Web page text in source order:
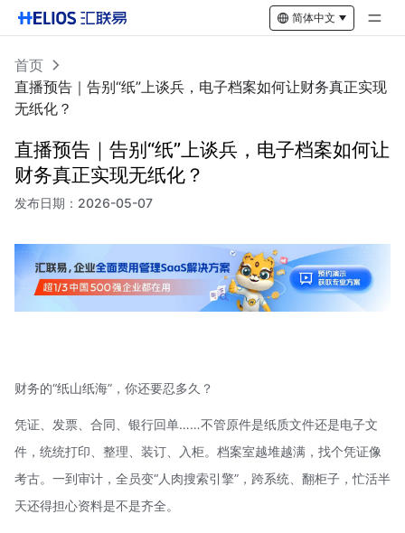
简体中文
首页
直播预告｜告别“纸”上谈兵，电子档案如何让财务真正实现
无纸化？
直播预告｜告别“纸”上谈兵，电子档案如何让
财务真正实现无纸化？
发布日期： 2026-05-07
财务的“纸山纸海”，你还要忍多久？
凭证、发票、合同、银行回单……不管原件是纸质文件还是电子文
件，统统打印、整理、装订、入柜。档案室越堆越满，找个凭证像
考古。一到审计，全员变“人肉搜索引擎”，跨系统、翻柜子，忙活半
天还得担心资料是不是齐全。